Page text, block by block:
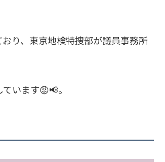
り、東京地検特捜部が議員事務所
います😡📢。